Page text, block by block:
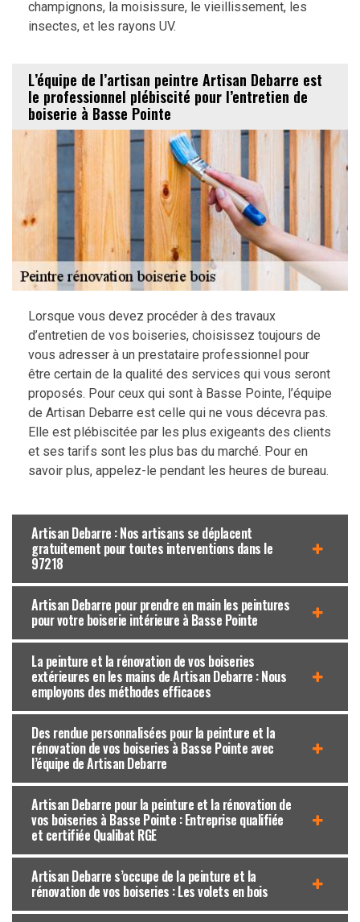
champignons, la moisissure, le vieillissement, les
insectes, et les rayons UV.
L’équipe de l’artisan peintre Artisan Debarre est
le professionnel plébiscité pour l’entretien de
boiserie à Basse Pointe
Lorsque vous devez procéder à des travaux
d’entretien de vos boiseries, choisissez toujours de
vous adresser à un prestataire professionnel pour
être certain de la qualité des services qui vous seront
proposés. Pour ceux qui sont à Basse Pointe, l’équipe
de Artisan Debarre est celle qui ne vous décevra pas.
Elle est plébiscitée par les plus exigeants des clients
et ses tarifs sont les plus bas du marché. Pour en
savoir plus, appelez-le pendant les heures de bureau.
Artisan Debarre : Nos artisans se déplacent
gratuitement pour toutes interventions dans le
97218
Artisan Debarre pour prendre en main les peintures
pour votre boiserie intérieure à Basse Pointe
La peinture et la rénovation de vos boiseries
extérieures en les mains de Artisan Debarre : Nous
employons des méthodes efficaces
Des rendue personnalisées pour la peinture et la
rénovation de vos boiseries à Basse Pointe avec
l’équipe de Artisan Debarre
Artisan Debarre pour la peinture et la rénovation de
vos boiseries à Basse Pointe : Entreprise qualifiée
et certifiée Qualibat RGE
Artisan Debarre s’occupe de la peinture et la
rénovation de vos boiseries : Les volets en bois